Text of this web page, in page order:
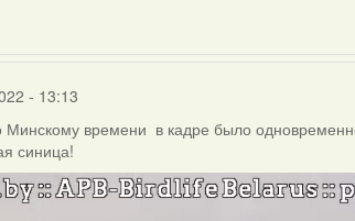
- 13:13
Минскому времени в кадре было
синица!